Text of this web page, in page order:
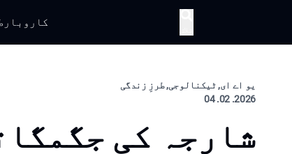
کاروبار
یو اے ای, ٹیکنالوجی, طرزِ زندگی
2026. 02. 04
شارجہ کی